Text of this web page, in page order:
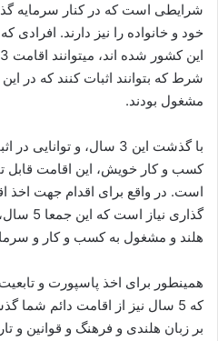
شرایطی است که در کنار سرمایه
خود و خانواده را نیز دارند. افرادی
شرط که بتوانند اثبات کنند که در
مشغول بودند.
با گذشت این 3 سال، و
است. در واقع برای اقدام جهت اخذ
گذاری
هلند و مشغول به کسب و کار و
همینطور برای اخذ پاسپورت و
که 5 سال نیز از اقامت دائم
بر زبان هلندی و فرهنگ و قوانین و